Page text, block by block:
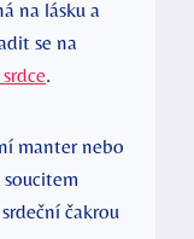
na lásku a
se na
.
manter nebo
čakrou